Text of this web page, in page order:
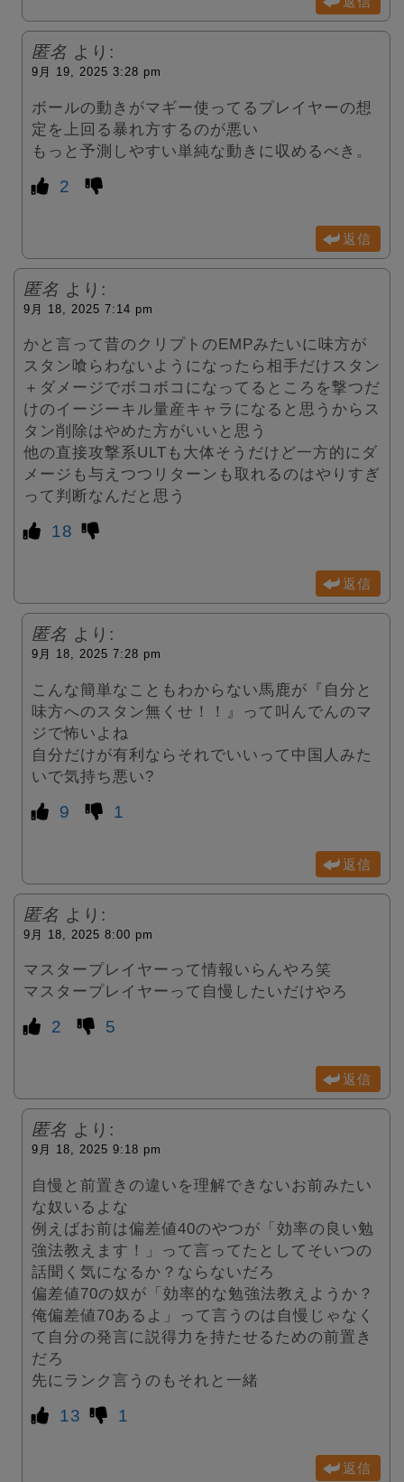
匿名 より:
9月 19, 2025 3:28 pm
ボールの動きがマギー使ってるプレイヤーの想
定を上回る暴れ方するのが悪い
もっと予測しやすい単純な動きに収めるべき。
2
返信
匿名 より:
9月 18, 2025 7:14 pm
かと言って昔のクリプトのEMPみたいに味方が
スタン喰らわないようになったら相手だけスタン
＋ダメージでボコボコになってるところを撃つだ
けのイージーキル量産キャラになると思うからス
タン削除はやめた方がいいと思う
他の直接攻撃系ULTも大体そうだけど一方的にダ
メージも与えつつリターンも取れるのはやりすぎ
って判断なんだと思う
18
返信
匿名 より:
9月 18, 2025 7:28 pm
こんな簡単なこともわからない馬鹿が『自分と
味方へのスタン無くせ！！』って叫んでんのマ
ジで怖いよね
自分だけが有利ならそれでいいって中国人みた
いで気持ち悪い?
9 1
返信
匿名 より:
9月 18, 2025 8:00 pm
マスタープレイヤーって情報いらんやろ笑
マスタープレイヤーって自慢したいだけやろ
2 5
返信
匿名 より:
9月 18, 2025 9:18 pm
自慢と前置きの違いを理解できないお前みたい
な奴いるよな
例えばお前は偏差値40のやつが「効率の良い勉
強法教えます！」って言ってたとしてそいつの
話聞く気になるか？ならないだろ
偏差値70の奴が「効率的な勉強法教えようか？
俺偏差値70あるよ」って言うのは自慢じゃなく
て自分の発言に説得力を持たせるための前置き
だろ
先にランク言うのもそれと一緒
13 1
返信